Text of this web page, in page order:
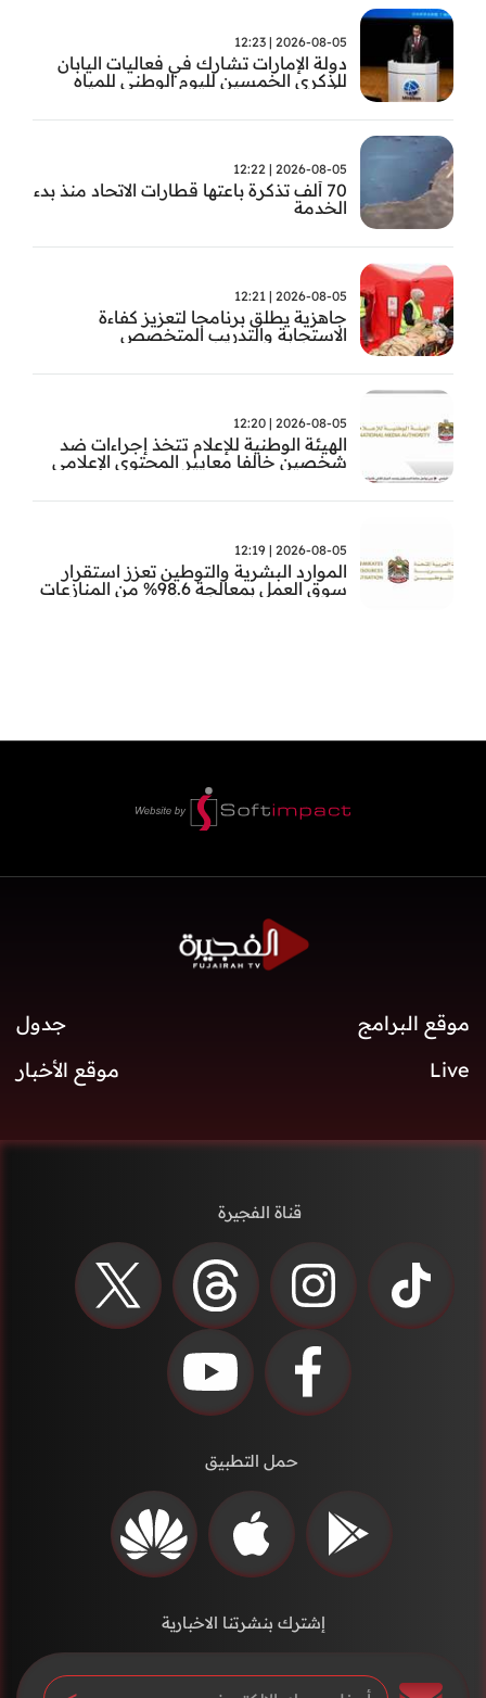
2026-08-05 | 12:23
دولة الإمارات تشارك في فعاليات اليابان
للذكرى الخمسين لليوم الوطني للمياه
2026-08-05 | 12:22
70 ألف تذكرة باعتها قطارات الاتحاد منذ بدء
الخدمة
2026-08-05 | 12:21
جاهزية يطلق برنامجا لتعزيز كفاءة
الاستجابة والتدريب المتخصص
2026-08-05 | 12:20
الهيئة الوطنية للإعلام تتخذ إجراءات ضد
شخصين خالفا معايير المحتوى الإعلامي
2026-08-05 | 12:19
الموارد البشرية والتوطين تعزز استقرار
سوق العمل بمعالجة 98.6% من المنازعات
موقع البرامج
جدول
Live
موقع الأخبار
قناة الفجيرة
حمل التطبيق
إشترك بنشرتنا الاخبارية